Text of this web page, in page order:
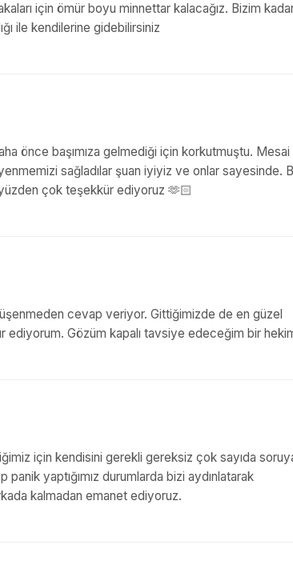
için ömür boyu minnettar kalacağız. Bizim
ile kendilerine gidebilirsiniz
önce başımıza gelmediği için korkutmuştu. Mesai
sağladılar şuan iyiyiz ve onlar sayesinde.
çok teşekkür ediyoruz 🫶🏻
cevap veriyor. Gittiğimizde de en güzel
ediyorum. Gözüm kapalı tavsiye edeceğim bir
için kendisini gerekli gereksiz çok sayıda
yaptığımız durumlarda bizi aydınlatarak
kalmadan emanet ediyoruz.